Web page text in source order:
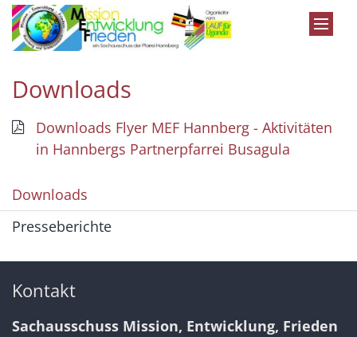
Zum Inhalt springen
Downloads
Downloads Flyer MEF Hannberg - Aktivitäten
in Hannbergs Partnerpfarrei Busagula
Downloads
Presseberichte
Kontakt
Sachausschuss Mission, Entwicklung, Frieden